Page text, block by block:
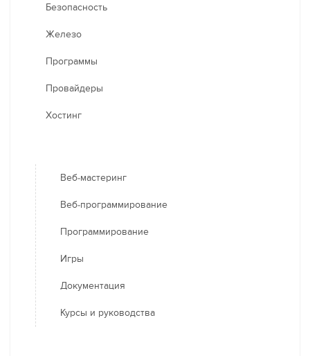
Безопасность
Железо
Программы
Провайдеры
Хостинг
Веб-мастеринг
Веб-программирование
Программирование
Игры
Документация
Курсы и руководства